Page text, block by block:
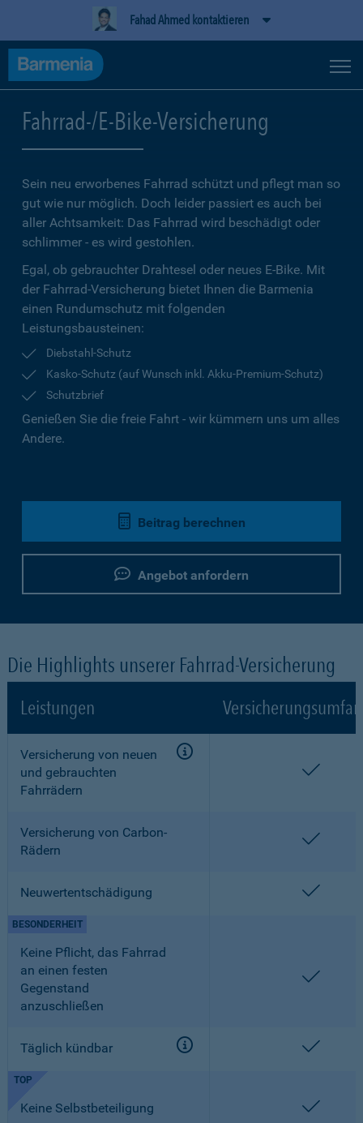
Fahad Ahmed kontaktieren
Fahrrad-/E-Bike-Versicherung
Sein neu erworbenes Fahrrad schützt und pflegt man so
gut wie nur möglich. Doch leider passiert es auch bei
aller Achtsamkeit: Das Fahrrad wird beschädigt oder
schlimmer - es wird gestohlen.
Egal, ob gebrauchter Drahtesel oder neues E-Bike. Mit
der Fahrrad-Versicherung bietet Ihnen die Barmenia
einen Rundumschutz mit folgenden
Leistungsbausteinen:
Diebstahl-Schutz
Kasko-Schutz (auf Wunsch inkl. Akku-Premium-Schutz)
Schutzbrief
Genießen Sie die freie Fahrt - wir kümmern uns um alles
Andere.
Beitrag berechnen
Angebot anfordern
Die Highlights unserer Fahrrad-Versicherung
Leistungen
Versicherung von neuen
und gebrauchten
Fahrrädern
Versicherung von Carbon-
Rädern
Neuwertentschädigung
Keine Pflicht, das Fahrrad
an einen festen
Gegenstand
anzuschließen
BESONDERHEIT
Täglich kündbar
TOP
Keine Selbstbeteiligung